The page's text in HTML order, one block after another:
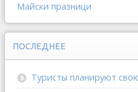
Майски празници
ПОСЛЕДНЕЕ
Туристы планируют